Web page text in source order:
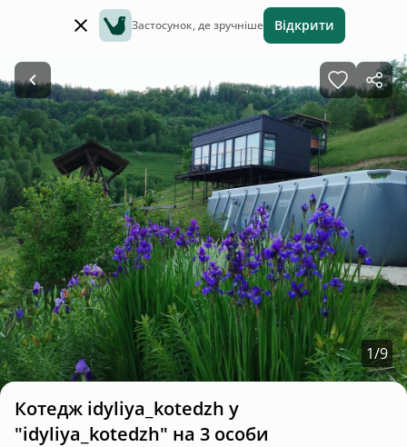
Застосунок, де зручніше Відкрити
1/9
Котедж idyliya_kotedzh у
"idyliya_kotedzh" на 3 особи